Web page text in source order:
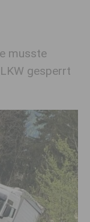
musste
gesperrt